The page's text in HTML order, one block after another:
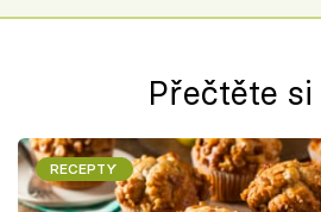
Přečtěte si
RECEPTY